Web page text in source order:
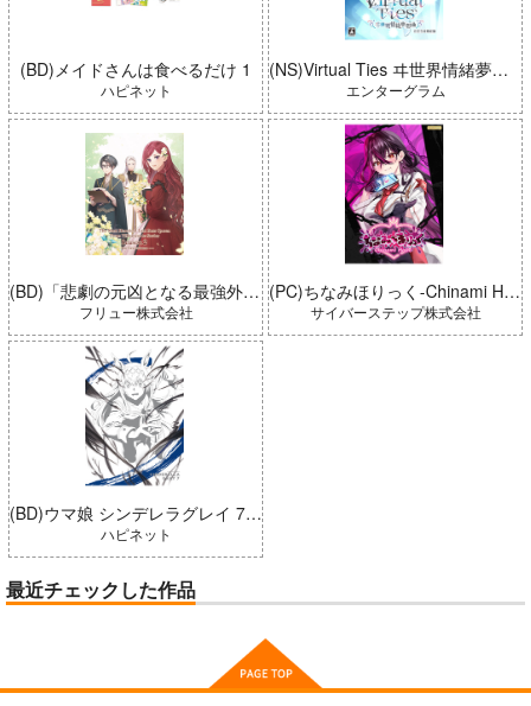
(BD)メイドさんは食べるだけ 1
ハピネット
(BD)「悲劇の元凶となる最強外道ラスボス女王は民の為に尽くします。 Season2」BD-BOX 上巻
フリュー株式会社
(BD)ウマ娘 シンデレラグレイ 7 豪華版 (とらのあな限定版)
ハピネット
(NS)Virtual Ties ヰ世界情緒夢想曲 完全生産限定版
エンターグラム
(PC)ちなみほりっく-Chinami Holic 特典付き 限定ボックス
サイバーステップ株式会社
最近チェックした作品